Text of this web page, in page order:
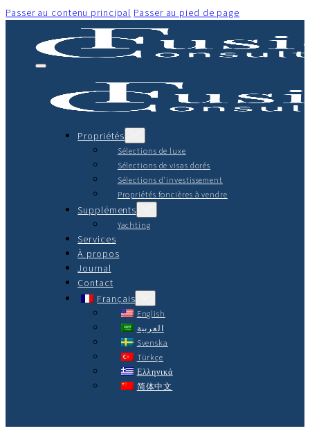
Passer au contenu principal Passer au pied de page
Propriétés
Sélections de luxe
Sélections de visas dorés
Sélections d'investissement
Propriétés foncières à vendre
Suppléments
Yachting
Services
À propos
Journal
Contact
Français
English
العربية
Svenska
Türkçe
Ελληνικά
简体中文